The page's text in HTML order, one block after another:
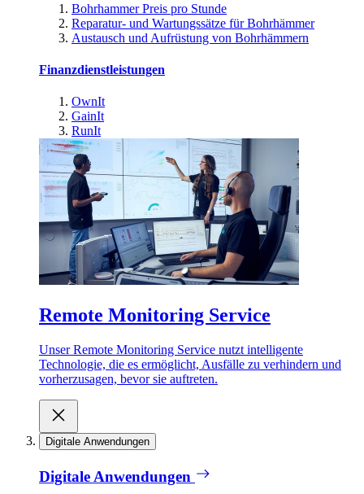
Bohrhammer Preis pro Stunde
Reparatur- und Wartungssätze für Bohrhämmer
Austausch und Aufrüstung von Bohrhämmern
Finanzdienstleistungen
OwnIt
GainIt
RunIt
Remote Monitoring Service
Unser Remote Monitoring Service nutzt intelligente
Technologie, die es ermöglicht, Ausfälle zu verhindern und
vorherzusagen, bevor sie auftreten.
Digitale Anwendungen
Digitale Anwendungen